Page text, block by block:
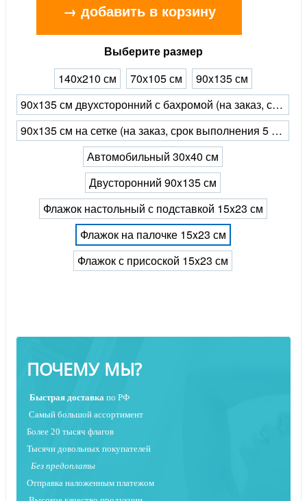
→ добавить в корзину
Выберите размер
140х210 см
70х105 см
90x135 см
90х135 см двухсторонний с бахромой (на заказ, срок выполнения 5 рабочих дней)
90х135 см на сетке (на заказ, срок выполнения 5 рабочих дней)
Автомобильный 30x40 см
Двусторонний 90x135 см
Флажок настольный с подставкой 15x23 см
Флажок на палочке 15x23 см
Флажок с присоской 15x23 см
ПОЧЕМУ МЫ?
Быстрая доставка по РФ
Самый большой ассортимент
Более 20 тысяч флагов
Тысячи довольных покупателей
Без предоплаты
Отправка наложенным платежом